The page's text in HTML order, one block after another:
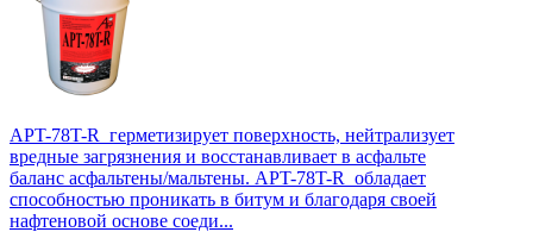
APT-78T-R герметизирует поверхность, нейтрализует
вредные загрязнения и восстанавливает в асфальте
баланс асфальтены/мальтены. APT-78T-R обладает
способностью проникать в битум и благодаря своей
нафтеновой основе соеди...